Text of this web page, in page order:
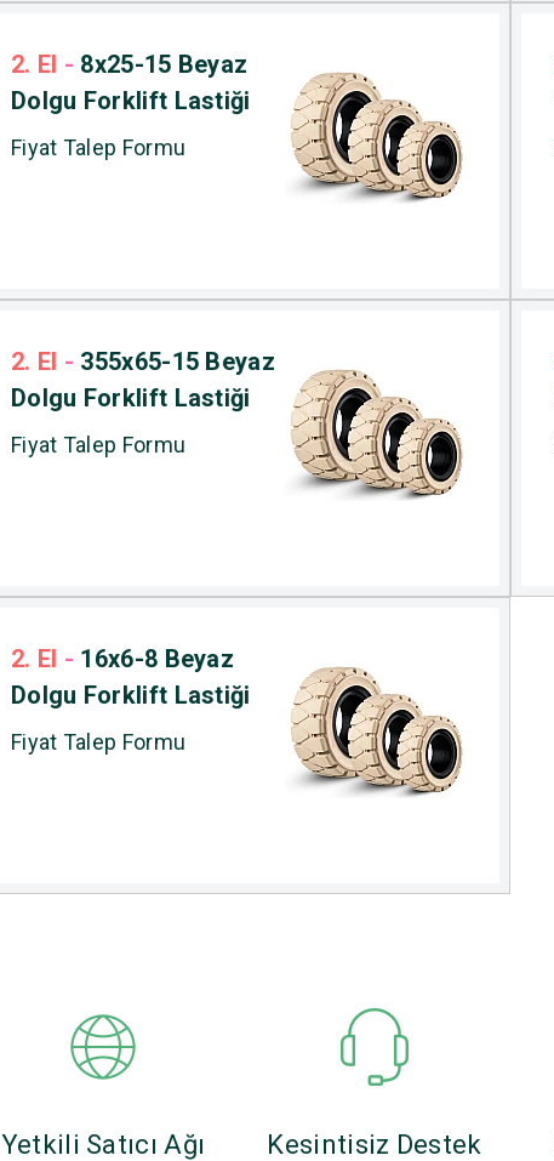
2. El - 8x25-15 Beyaz
Dolgu Forklift Lastiği
Fiyat Talep Formu
2. El - 355x65-15 Beyaz
Dolgu Forklift Lastiği
Fiyat Talep Formu
2. El - 16x6-8 Beyaz
Dolgu Forklift Lastiği
Fiyat Talep Formu
Yetkili Satıcı Ağı Kesintisiz Destek